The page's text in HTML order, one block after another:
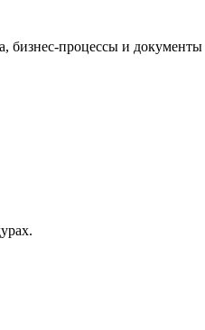
процессы и документы